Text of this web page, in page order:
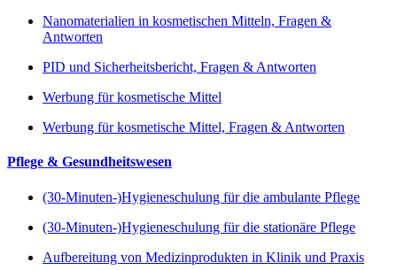
Nanomaterialien in kosmetischen Mitteln, Fragen &
Antworten
PID und Sicherheitsbericht, Fragen & Antworten
Werbung für kosmetische Mittel
Werbung für kosmetische Mittel, Fragen & Antworten
Pflege & Gesundheitswesen
(30-Minuten-)Hygieneschulung für die ambulante Pflege
(30-Minuten-)Hygieneschulung für die stationäre Pflege
Aufbereitung von Medizinprodukten in Klinik und Praxis